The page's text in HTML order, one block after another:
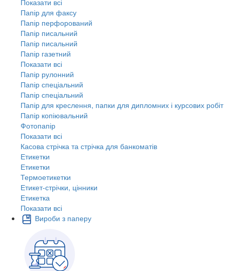
Папір для факсу
Папір перфорований
Папір писальний
Папір писальний
Папір газетний
Показати всі
Папір рулонний
Папір спеціальний
Папір спеціальний
Папір для креслення, папки для дипломних і курсових робіт
Папір копіювальний
Фотопапір
Показати всі
Касова стрічка та стрічка для банкоматів
Етикетки
Етикетки
Термоетикетки
Етикет-стрічки, цінники
Етикетка
Показати всі
Вироби з паперу